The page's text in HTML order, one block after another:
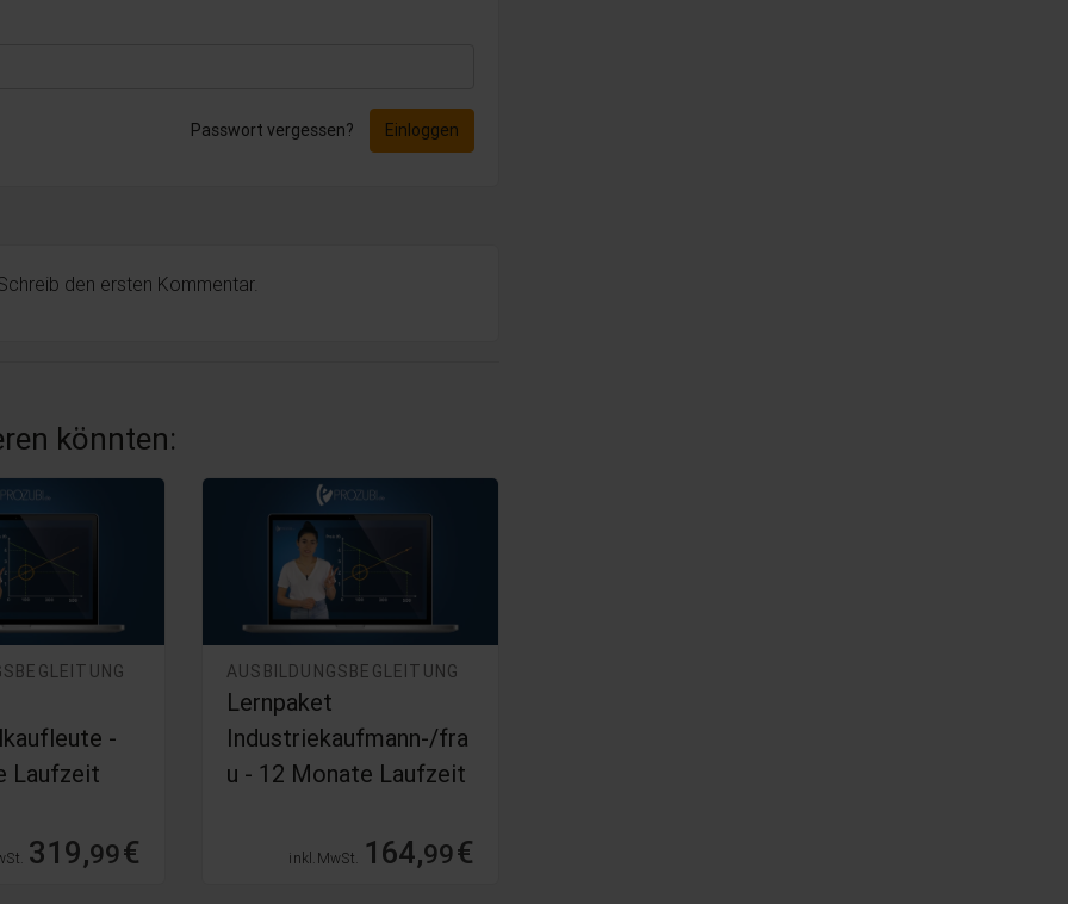
Passwort vergessen? Einloggen
den ersten Kommentar.
könnten:
-
Laufzeit
319,99€
AUSBILDUNGSBEGLEITUNG
Lernpaket
Industriekaufmann-/fra
u - 12 Monate Laufzeit
inkl. MwSt. 164,99€